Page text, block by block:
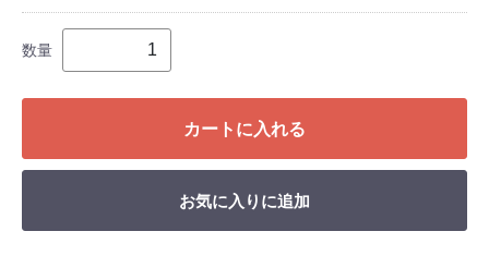
数量
カートに入れる
お気に入りに追加